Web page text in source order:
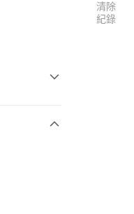
清除
紀錄